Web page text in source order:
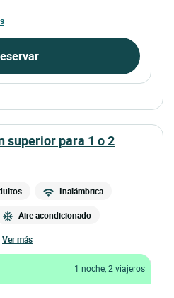
Inalámbrica
Aire acondicionado
ver más
1 noche, 2 viajeros